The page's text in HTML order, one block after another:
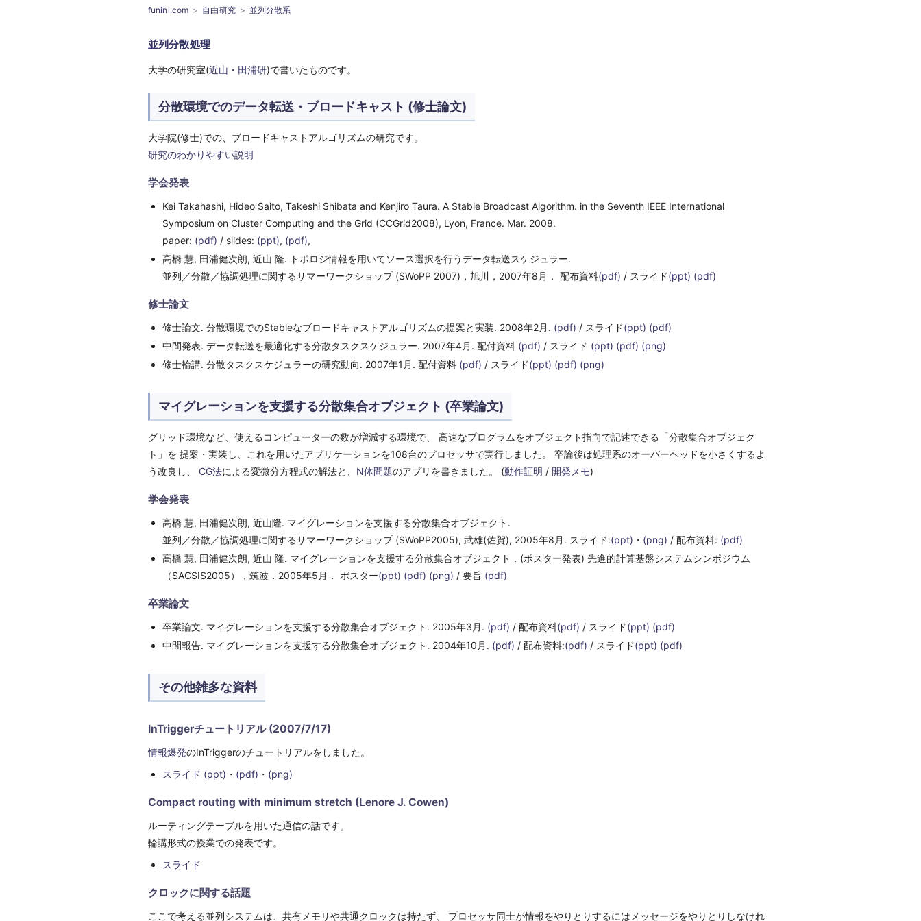
funini.com 自由研究 並列分散系
並列分散処理
大学の研究室(近山・田浦研)で書いたものです。
分散環境でのデータ転送・ブロードキャスト (修士論文)
大学院(修士)での、ブロードキャストアルゴリズムの研究です。
研究のわかりやすい説明
学会発表
Kei Takahashi, Hideo Saito, Takeshi Shibata and Kenjiro Taura. A Stable Broadcast Algorithm. in the Seventh IEEE International
Symposium on Cluster Computing and the Grid (CCGrid2008), Lyon, France. Mar. 2008.
paper: (pdf) / slides: (ppt), (pdf),
高橋 慧, 田浦健次朗, 近山 隆. トポロジ情報を用いてソース選択を行うデータ転送スケジュラー.
並列／分散／協調処理に関するサマーワークショップ (SWoPP 2007)，旭川，2007年8月． 配布資料(pdf) / スライド(ppt) (pdf)
修士論文
修士論文. 分散環境でのStableなブロードキャストアルゴリズムの提案と実装. 2008年2月. (pdf) / スライド(ppt) (pdf)
中間発表. データ転送を最適化する分散タスクスケジュラー. 2007年4月. 配付資料 (pdf) / スライド (ppt) (pdf) (png)
修士輪講. 分散タスクスケジュラーの研究動向. 2007年1月. 配付資料 (pdf) / スライド(ppt) (pdf) (png)
マイグレーションを支援する分散集合オブジェクト (卒業論文)
グリッド環境など、使えるコンピューターの数が増減する環境で、 高速なプログラムをオブジェクト指向で記述できる「分散集合オブジェク
ト」を 提案・実装し、これを用いたアプリケーションを108台のプロセッサで実行しました。 卒論後は処理系のオーバーヘッドを小さくするよ
う改良し、 CG法による変微分方程式の解法と、 N体問題のアプリを書きました。 (動作証明 / 開発メモ)
学会発表
高橋 慧, 田浦健次朗, 近山隆. マイグレーションを支援する分散集合オブジェクト.
並列／分散／協調処理に関するサマーワークショップ (SWoPP2005), 武雄(佐賀), 2005年8月. スライド:(ppt) ・ (png) / 配布資料: (pdf)
高橋 慧, 田浦健次朗, 近山 隆. マイグレーションを支援する分散集合オブジェクト．(ポスター発表) 先進的計算基盤システムシンポジウム
（SACSIS2005），筑波．2005年5月． ポスター(ppt) (pdf) (png) / 要旨 (pdf)
卒業論文
卒業論文. マイグレーションを支援する分散集合オブジェクト. 2005年3月. (pdf) / 配布資料(pdf) / スライド(ppt) (pdf)
中間報告. マイグレーションを支援する分散集合オブジェクト. 2004年10月. (pdf) / 配布資料:(pdf) / スライド(ppt) (pdf)
その他雑多な資料
InTriggerチュートリアル (2007/7/17)
情報爆発のInTriggerのチュートリアルをしました。
スライド (ppt) ・ (pdf) ・ (png)
Compact routing with minimum stretch (Lenore J. Cowen)
ルーティングテーブルを用いた通信の話です。
輪講形式の授業での発表です。
スライド
クロックに関する話題
ここで考える並列システムは、共有メモリや共通クロックは持たず、 プロセッサ同士が情報をやりとりするにはメッセージをやりとりしなけれ